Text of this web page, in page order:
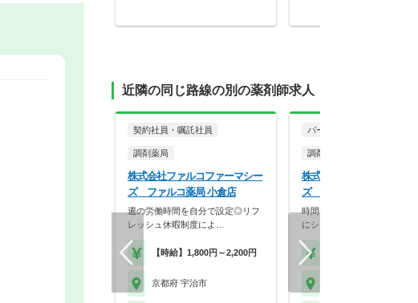
近隣の同じ路線の別の薬剤師求人
契約社員・嘱託社員
調剤薬局
株式会社ファルコファーマシー
ズ ファルコ薬局 小倉店
週の労働時間を自分で設定◎リフ
レッシュ休暇制度によ…
【時給】1,800円～2,200円
京都府 宇治市
パート・アルバイト
調剤薬局
株式会社ファルコファー
ズ ファルコ薬局 小倉店
時間や曜日に制限のある方も
にシフトのご相談が可…